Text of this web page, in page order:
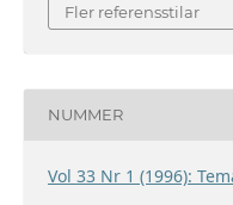
Fler referensstilar
NUMMER
Vol 33 Nr 1 (1996):